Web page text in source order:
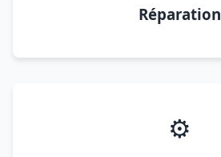
Réparation
⚙️